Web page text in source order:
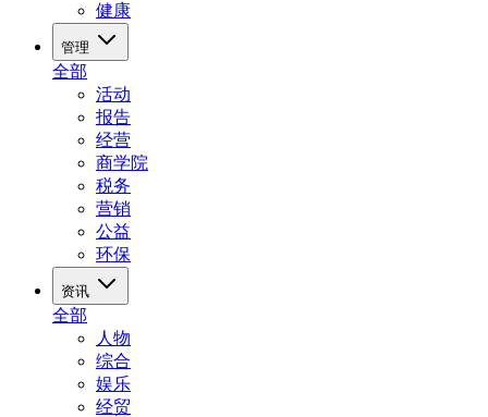
健康
管理
全部
活动
报告
经营
商学院
税务
营销
公益
环保
资讯
全部
人物
综合
娱乐
经贸